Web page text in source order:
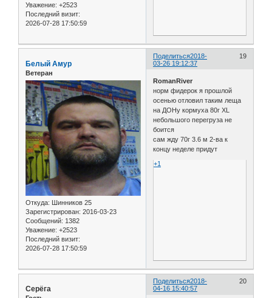
Уважение: +2523
Последний визит:
2026-07-28 17:50:59
Поделиться 19
2018-
03-26 19:12:37
Белый Амур
Ветеран
Откуда: Шинников 25
Зарегистрирован: 2016-03-23
Сообщений: 1382
Уважение: +2523
Последний визит:
2026-07-28 17:50:59
RomanRiver
норм фидерок я прошлой
осенью отловил таким леща
на ДОНу кормуха 80г XL
небольшого перегруза не
боится
сам жду 70г 3.6 м 2-ва к
концу неделе придут
+1
Поделиться 20
2018-
04-16 15:40:57
Серёга